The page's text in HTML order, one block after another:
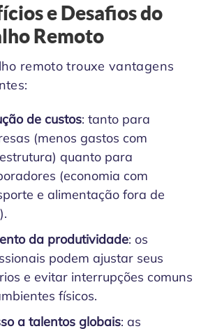
e Desafios do
Remoto
remoto trouxe vantagens
de custos: tanto para
(menos gastos com
quanto para
(economia com
e alimentação fora de
da produtividade: os
podem ajustar seus
e evitar interrupções comuns
físicos.
a talentos globais: as